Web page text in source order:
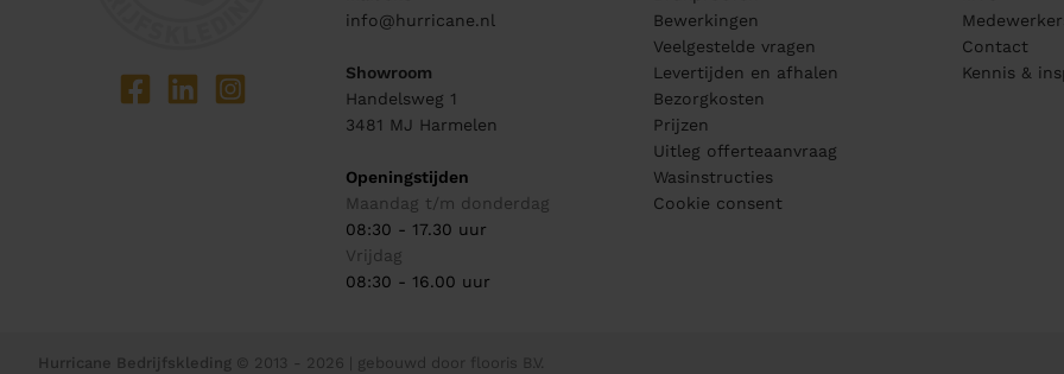
info@hurricane.nl
Showroom
Handelsweg 1
3481 MJ Harmelen
Openingstijden
Maandag t/m donderdag
08:30 - 17.30 uur
Vrijdag
08:30 - 16.00 uur
Bewerkingen
Veelgestelde vragen
Levertijden en afhalen
Bezorgkosten
Prijzen
Uitleg offerteaanvraag
Wasinstructies
Cookie consent
Contact
Kennis &
Hurricane Bedrijfskleding © 2013 - 2026 | gebouwd door flooris B.V.